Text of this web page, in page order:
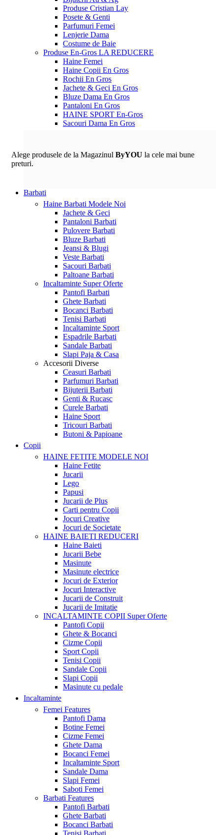
Produse Cristian Lay
Posete & Genti
Parfumuri Femei
Lenjerie Dama
Costume de Baie
Produse En-Gros LA REDUCERE
Haine Femei
Haine Copii En Gros
Rochii En Gros
Jachete & Geci En Gros
Bluze Dama En Gros
Pantaloni En Gros
HAINE SPORT En-Gros
Sacouri Dama En Gros
Alege produsele de la Magazinul ByYOU la cele mai bune
preturi.
Barbati
Haine Barbati Modele Noi
Jachete & Geci
Pantaloni Barbati
Pulovere Barbati
Bluze Barbati
Jeansi & Blugi
Veste Barbati
Sacouri Barbati
Paltoane Barbati
Incaltaminte Super Oferte
Pantofi Barbati
Ghete Barbati
Bocanci Barbati
Tenisi Barbati
Incaltaminte Sport
Espadrile Barbati
Sandale Barbati
Slapi Paja & Casa
Accesorii Diverse
Ceasuri Barbati
Parfumuri Barbati
Bijuterii Barbati
Genti & Rucasc
Curele Barbati
Haine Sport
Tricouri Barbati
Butoni & Papioane
Copii
HAINE FETITE MODELE NOI
Haine Fetite
Jucarii
Lego
Papusi
Jucarii de Plus
Carti pentru Copii
Jocuri Creative
Jocuri de Societate
HAINE BAIETI REDUCERI
Haine Baieti
Jucarii Bebe
Masinute
Masinute electrice
Jocuri de Exterior
Jocuri Interactive
Jucarii de Construit
Jucarii de Imitatie
INCALTAMINTE COPII Super Oferte
Pantofi Copii
Ghete & Bocanci
Cizme Copii
Sport Copii
Tenisi Copii
Sandale Copii
Slapi Copii
Masinute cu pedale
Incaltaminte
Femei Features
Pantofi Dama
Botine Femei
Cizme Femei
Ghete Dama
Bocanci Femei
Incaltaminte Sport
Sandale Dama
Slapi Femei
Saboti Femei
Barbati Features
Pantofi Barbati
Ghete Barbati
Bocanci Barbati
Tenisi Barbati